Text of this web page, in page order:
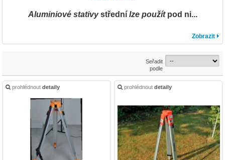
Aluminiové stativystřednílze použít pod ni...
Zobrazit
Seřadit
podle
prohlédnout detaily prohlédnoutdetaily